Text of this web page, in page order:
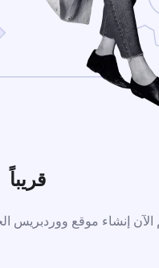
قريباً
الآن إنشاء موقع ووردبريس